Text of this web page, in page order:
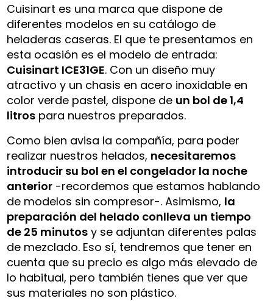
Cuisinart es una marca que dispone de
diferentes modelos en su catálogo de
heladeras caseras. El que te presentamos en
esta ocasión es el modelo de entrada:
Cuisinart ICE31GE. Con un diseño muy
atractivo y un chasis en acero inoxidable en
color verde pastel, dispone de un bol de 1,4
litros para nuestros preparados.
Como bien avisa la compañía, para poder
realizar nuestros helados, necesitaremos
introducir su bol en el congelador la noche
anterior -recordemos que estamos hablando
de modelos sin compresor-. Asimismo, la
preparación del helado conlleva un tiempo
de 25 minutos y se adjuntan diferentes palas
de mezclado. Eso sí, tendremos que tener en
cuenta que su precio es algo más elevado de
lo habitual, pero también tienes que ver que
sus materiales no son plástico.